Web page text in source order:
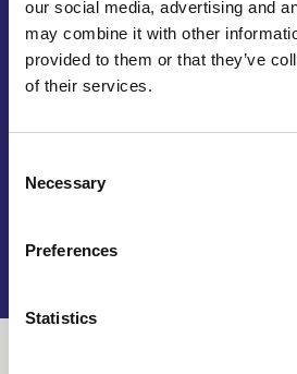
our social media, advertising and
may combine it with other
provided to them or that they’ve
of their services.
Selection
Necessary
Preferences
Statistics
wordt dat een stuk
en dat is uiteraard een fijn
moeten deze machines ook
medewerkers die echt passie
laten uitvoeren is dus zeker geen